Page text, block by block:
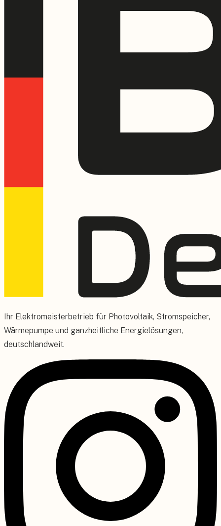
Ihr Elektromeisterbetrieb für Photovoltaik, Stromspeicher,
Wärmepumpe und ganzheitliche Energielösungen,
deutschlandweit.